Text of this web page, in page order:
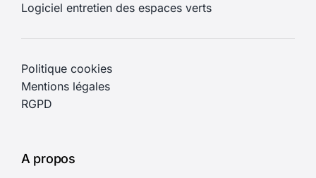
Logiciel entretien des espaces verts
Politique cookies
Mentions légales
RGPD
A propos